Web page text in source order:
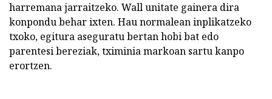
harremana jarraitzeko. Wall unitate gainera dira
konpondu behar ixten. Hau normalean inplikatzeko
txoko, egitura aseguratu bertan hobi bat edo
parentesi bereziak, tximinia markoan sartu kanpo
erortzen.